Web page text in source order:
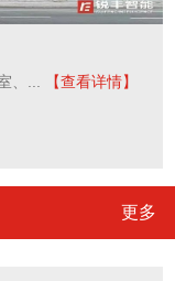
、... 【查看详情】
更多